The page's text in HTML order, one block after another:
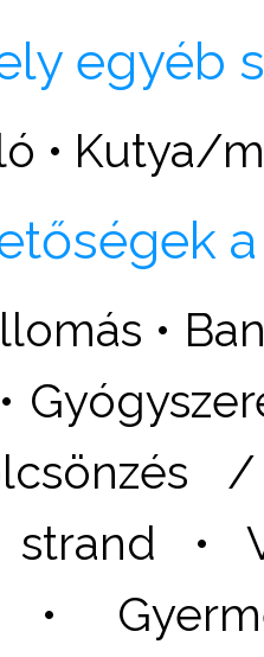
egyéb
• Kutya/
•
•
•